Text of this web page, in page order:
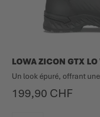
199,90 CHF
LOWA ZICON GTX
Un look épuré, offrant